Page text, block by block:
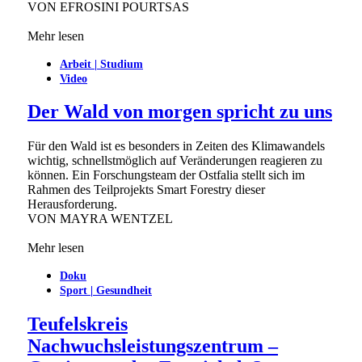
VON EFROSINI POURTSAS
Mehr lesen
Arbeit | Studium
Video
Der Wald von morgen spricht zu uns
Für den Wald ist es besonders in Zeiten des Klimawandels
wichtig, schnellstmöglich auf Veränderungen reagieren zu
können. Ein Forschungsteam der Ostfalia stellt sich im
Rahmen des Teilprojekts Smart Forestry dieser
Herausforderung.
VON MAYRA WENTZEL
Mehr lesen
Doku
Sport | Gesundheit
Teufelskreis
Nachwuchsleistungszentrum –